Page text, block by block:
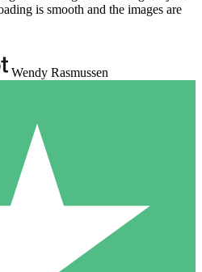
is smooth and the images are
Wendy Rasmussen